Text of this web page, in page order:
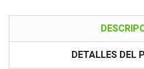
DETALLES DEL